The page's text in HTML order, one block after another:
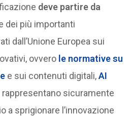
deve partire da
dei più importanti
dall’Unione Europea sui
ovvero le normative su
e sui contenuti digitali,AI
rappresentano sicuramente
a sprigionare l’innovazione